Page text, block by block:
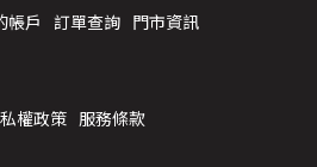
帳戶 訂單查詢 門市資訊
權政策 服務條款